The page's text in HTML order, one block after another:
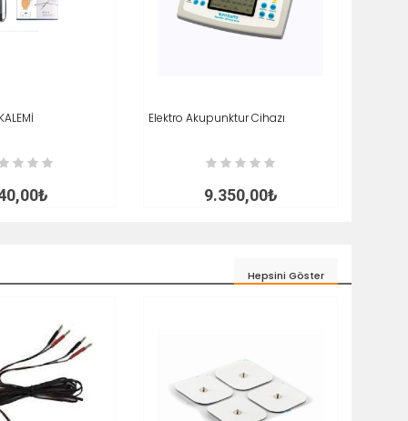
SEPETE EKLE İNCELE
Elektro Akupunktur Cihazı
9.350,00₺
Hepsini Göster